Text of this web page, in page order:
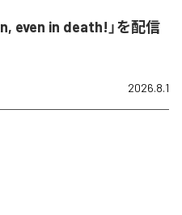
even in death!」を配信
2026.8.1